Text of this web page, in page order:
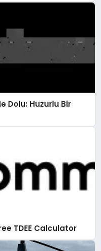
Dolu: Huzurlu Bir
TDEE Calculator